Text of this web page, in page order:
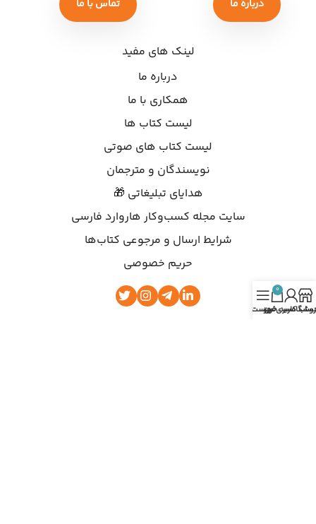
درباره ما تماس با ما
لینک های مفید
درباره ما
همکاری با ما
لیست کتاب ها
لیست کتاب های صوتی
نویسندگان و مترجمان
هدایای تبلیغاتی 🎁
سایت مجله کسب‌وکار هاروارد فارسی
شرایط ارسال و مرجوعی کتاب‌ها
حریم خصوصی
کاربری من
0
سبد خرید
فهرست